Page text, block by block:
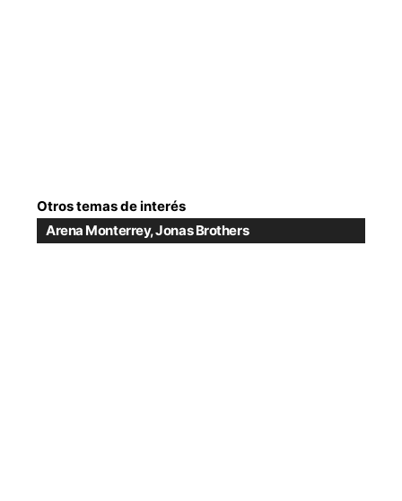
Otros temas de interés
Arena Monterrey,Jonas Brothers